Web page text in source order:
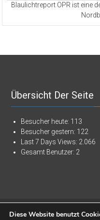
Blaulichtreport OPR ist eine
Übersicht Der Seite
Besucher heute: 113
Besucher gestern: 122
Last 7 Days Views: 2.066
Gesamt Benutzer: 2
vorbehalten. Theme:
Diese Website benutzt